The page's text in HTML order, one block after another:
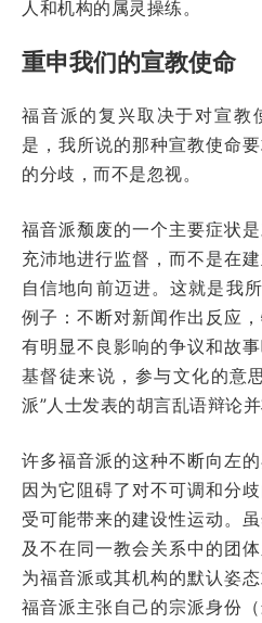
人和机构的属灵操练。
重申我们的宣教使命
福音派的复兴取决于对宣教
是，我所说的那种宣教使命
的分歧，而不是忽视。
福音派颓废的一个主要症状
充沛地进行监督，而不是在
自信地向前迈进。这就是我
例子：不断对新闻作出反应
有明显不良影响的争议和故
基督徒来说，参与文化的意
派”人士发表的胡言乱语辩论并
许多福音派的这种不断向左
因为它阻碍了对不可调和分
受可能带来的建设性运动。
及不在同一教会关系中的团
为福音派或其机构的默认姿
福音派主张自己的宗派身份